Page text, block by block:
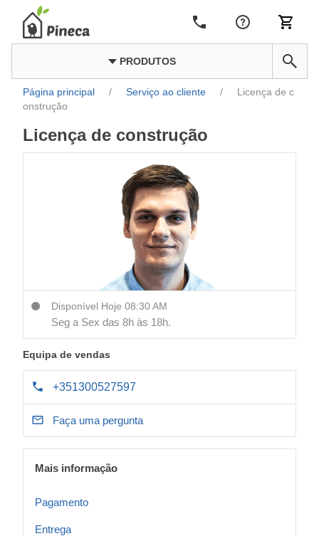
PRODUTOS
Página principal / Serviço ao cliente /
Licença de c
onstrução
Licença de construção
Disponível Hoje 08:30 AM
Seg a Sex das 8h às 18h.
Equipa de vendas
+351300527597
Faça uma pergunta
Mais informação
Pagamento
Entrega